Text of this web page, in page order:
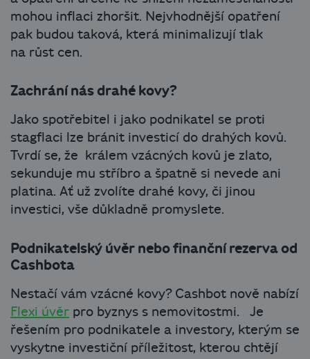
mohou inflaci zhoršit. Nejvhodnější opatření
pak budou taková, která minimalizují tlak
na růst cen.
Zachrání nás drahé kovy?
Jako spotřebitel i jako podnikatel se proti
stagflaci lze bránit investicí do drahých kovů.
Tvrdí se, že králem vzácných kovů je zlato,
sekunduje mu stříbro a špatně si nevede ani
platina. Ať už zvolíte drahé kovy, či jinou
investici, vše důkladně promyslete.
Podnikatelský úvěr nebo finanční rezerva od
Cashbota
Nestačí vám vzácné kovy? Cashbot nově nabízí
Flexi úvěr pro byznys s nemovitostmi. Je
řešením pro podnikatele a investory, kterým se
vyskytne investiční příležitost, kterou chtějí